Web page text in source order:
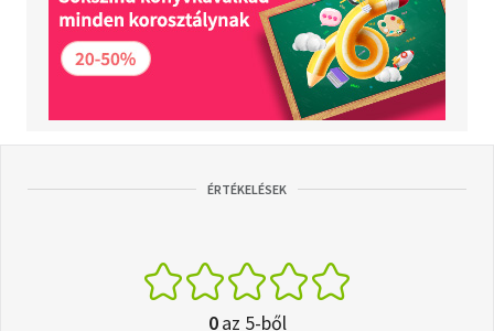
ÉRTÉKELÉSEK
0az 5-ből